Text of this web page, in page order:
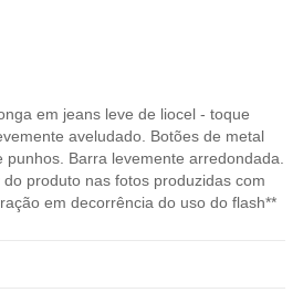
em jeans leve de liocel - toque
aveludado. Botões de metal
Barra levemente arredondada.
produto nas fotos produzidas com
em decorrência do uso do flash**